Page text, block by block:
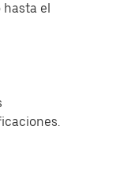
hasta el